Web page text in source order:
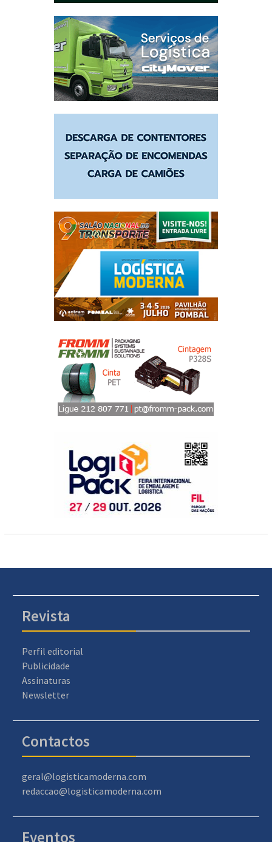
Revista
Perfil editorial
Publicidade
Assinaturas
Newsletter
Contactos
geral@logisticamoderna.com
redaccao@logisticamoderna.com
Eventos